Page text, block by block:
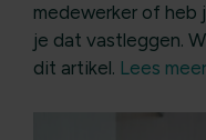
medewerker of heb
je dat vastleggen.
dit artikel. Lees meer